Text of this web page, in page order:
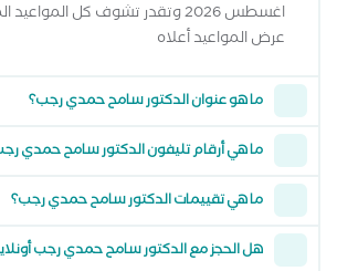
اغسطس 2026 وتقدر تشوف كل
عرض المواعيد أعلاه
ما هو عنوان الدكتور سامح حمدي رجب؟
ما هي أرقام تليفون الدكتور سامح حمدي
ما هي تقييمات الدكتور سامح حمدي رجب؟
هل الحجز مع الدكتور سامح حمدي رجب